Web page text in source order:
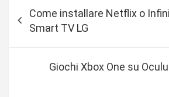
Come installare Netflix o
Smart TV LG
Giochi Xbox One su